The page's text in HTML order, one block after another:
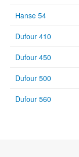
Hanse 54
Dufour 410
Dufour 450
Dufour 500
Dufour 560